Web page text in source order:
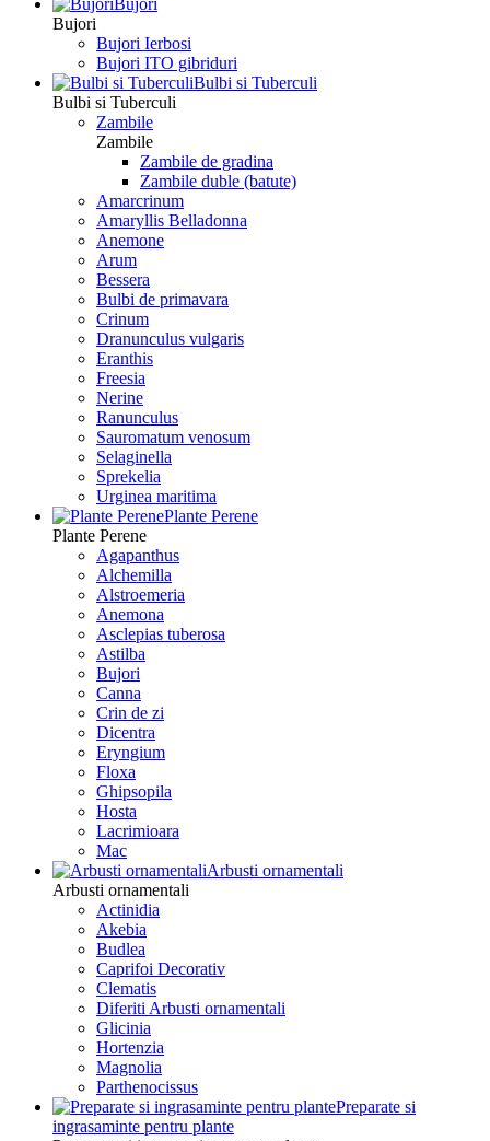
Bujori
Bujori
Bujori Ierbosi
Bujori ITO gibriduri
Bulbi si Tuberculi
Bulbi si Tuberculi
Zambile
Zambile
Zambile de gradina
Zambile duble (batute)
Amarcrinum
Amaryllis Belladonna
Anemone
Arum
Bessera
Bulbi de primavara
Crinum
Dranunculus vulgaris
Eranthis
Freesiа
Nerine
Ranunculus
Sauromatum venosum
Selaginella
Sprekelia
Urginea maritima
Plante Perene
Plante Perene
Agapanthus
Alchemilla
Alstroemeria
Anemona
Asclepias tuberosa
Astilba
Bujori
Canna
Crin de zi
Dicentra
Eryngium
Floxa
Ghipsopila
Hosta
Lacrimioara
Mac
Arbusti ornamentali
Arbusti ornamentali
Actinidia
Akebia
Budlea
Caprifoi Decorativ
Clematis
Diferiti Arbusti ornamentali
Glicinia
Hortenzia
Magnolia
Parthenocissus
Preparate si
ingrasaminte pentru plante